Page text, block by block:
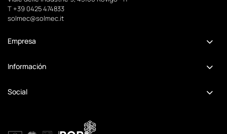
T +39 0425 474833
solmec@solmec.it
Empresa
Información
Social